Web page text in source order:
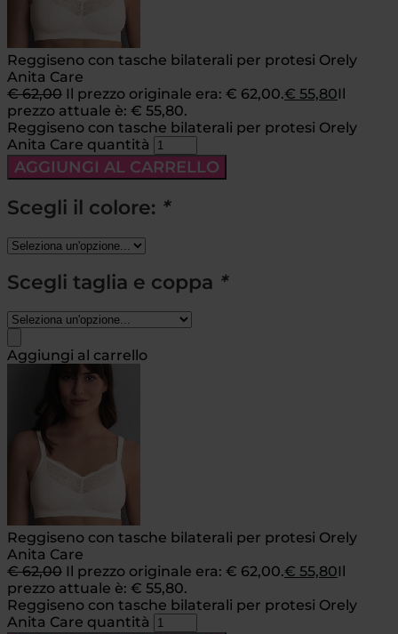
Reggiseno con tasche bilaterali per protesi Orely
Anita Care
€62,00 Il prezzo originale era: € 62,00.€ 55,80Il
prezzo attuale è: € 55,80.
Reggiseno con tasche bilaterali per protesi Orely
Anita Care quantità
AGGIUNGI AL CARRELLO
Scegli il colore: *
Scegli taglia e coppa *
Aggiungi al carrello
Reggiseno con tasche bilaterali per protesi Orely
Anita Care
€62,00 Il prezzo originale era: € 62,00.€ 55,80Il
prezzo attuale è: € 55,80.
Reggiseno con tasche bilaterali per protesi Orely
Anita Care quantità